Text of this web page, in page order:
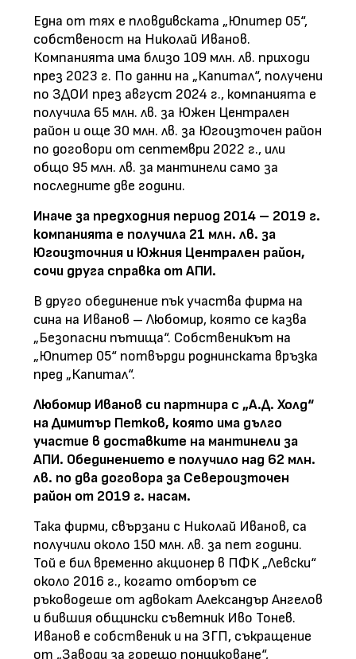
Една от тях е пловдивската „Юпитер 05“,
собственост на Николай Иванов.
Компанията има близо 109 млн. лв. приходи
през 2023 г. По данни на „Капитал“, получени
по ЗДОИ през август 2024 г., компанията е
получила 65 млн. лв. за Южен Централен
район и още 30 млн. лв. за Югоизточен район
по договори от септември 2022 г., или
общо 95 млн. лв. за мантинели само за
последните две години.
Иначе за предходния период 2014 – 2019 г.
компанията е получила 21 млн. лв. за
Югоизточния и Южния Централен район,
сочи друга справка от АПИ.
В друго обединение пък участва фирма на
сина на Иванов – Любомир, която се казва
„Безопасни пътища“. Собственикът на
„Юпитер 05“ потвърди роднинската връзка
пред „Капитал“.
Любомир Иванов си партнира с „А.Д. Холд“
на Димитър Петков, която има дълго
участие в доставките на мантинели за
АПИ. Обединението е получило над 62 млн.
лв. по два договора за Североизточен
район от 2019 г. насам.
Така фирми, свързани с Николай Иванов, са
получили около 150 млн. лв. за пет години.
Той е бил временно акционер в ПФК „Левски“
около 2016 г., когато отборът се
ръководеше от адвокат Александър Ангелов
и бившия общински съветник Иво Тонев.
Иванов е собственик и на ЗГП, съкращение
от „Заводи за горещо понциковане“,